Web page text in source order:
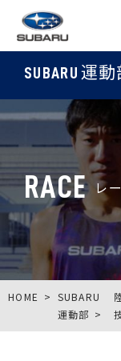
SUBARU 運動
RACE レ
HOME
SUBARU
運動部